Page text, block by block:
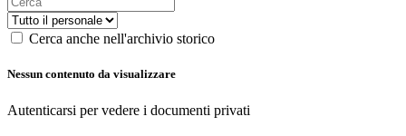
Cerca anche nell'archivio storico
Nessun contenuto da visualizzare
Autenticarsi per vedere i documenti privati